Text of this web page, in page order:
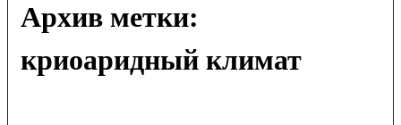
Архив метки:
криоаридный климат